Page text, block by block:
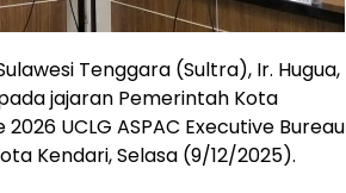
Tenggara (Sultra), Ir. Hugua,
jajaran Pemerintah Kota
UCLG ASPAC Executive Bureau
Kendari, Selasa (9/12/2025).